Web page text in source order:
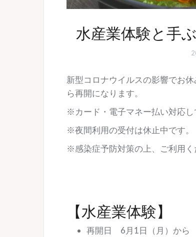
水産業体験と手
新型コロナウイルスの影響でお
ら再開になります。
※カード・電子マネー払い対応し
※夜間利用の受付は休止中です。
※感染症予防対策の上、ご利用く
【水産業体験】
再開日 6月1日（月）から